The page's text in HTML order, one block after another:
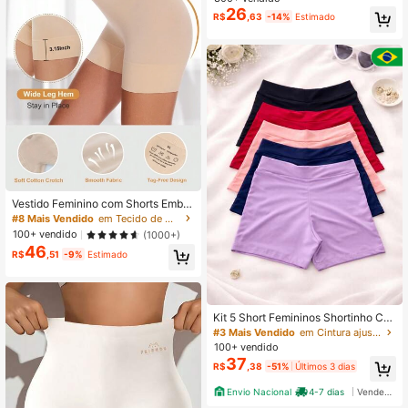
Vestido Feminino com Shorts Embut
idos, Shorts Modeladores Lisos e S
em Costura, Calcinha Tipo Boyshor
t Anti-Atrito
#8 Mais Vendido
em Tecido de malha Shorts de segurança femininos
100+ vendido
(1000+)
R$46 ,51 -9% Estimado
R$26 ,63 -14% Estimado
Kit 5 Short Femininos Shortinho Cur
to Fitness ou Anagua, Segunda Pel
e, Multicolorido, Moda Feminina par
a o Dia a Dia com Cos Duplo
#3 Mais Vendido
em Cintura ajustada Shorts de segurança femininos
100+ vendido
R$37 ,38 -51% Últimos 3 dias
Envio Nacional 4-7 dias